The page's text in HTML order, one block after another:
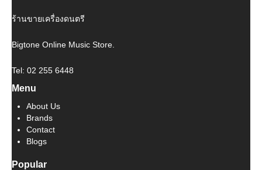
ร้านขายเครื่องดนตรี
Bigtone Online Music Store.
Tel: 02 255 6448
Menu
About Us
Brands
Contact
Blogs
Popular